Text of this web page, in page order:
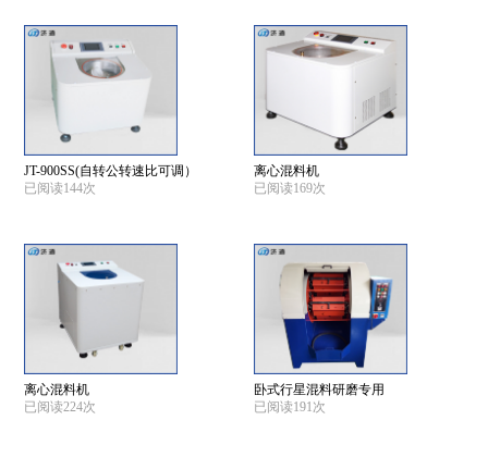
JT-900SS(自转公转速比可调）
已阅读144次
离心混料机
已阅读169次
离心混料机
已阅读224次
卧式行星混料研磨专用
已阅读191次